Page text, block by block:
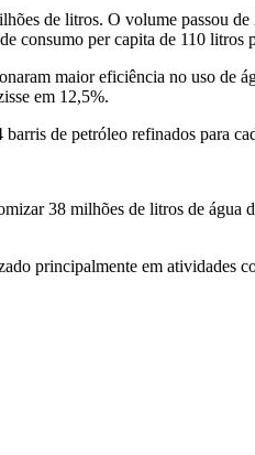
de litros. O volume passou
consumo per capita de 110 litros
maior eficiência no uso de
em 12,5%.
de petróleo refinados para
38 milhões de litros de água
principalmente em atividades